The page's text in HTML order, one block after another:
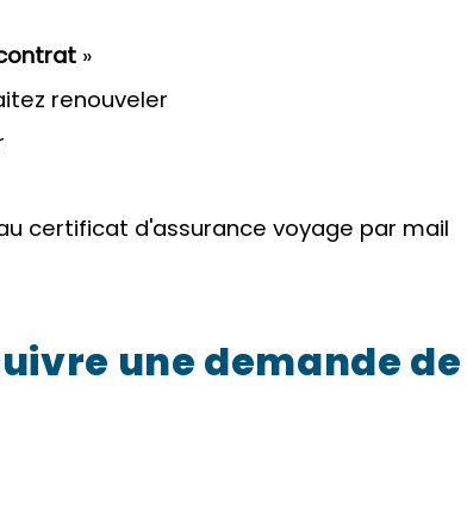
»
renouveler
certificat d'assurance voyage par mail
une demande de